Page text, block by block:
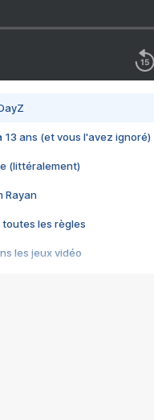
13 ans (et vous l'avez ignoré)
(littéralement)
Rayan
toutes les règles
les jeux vidéo